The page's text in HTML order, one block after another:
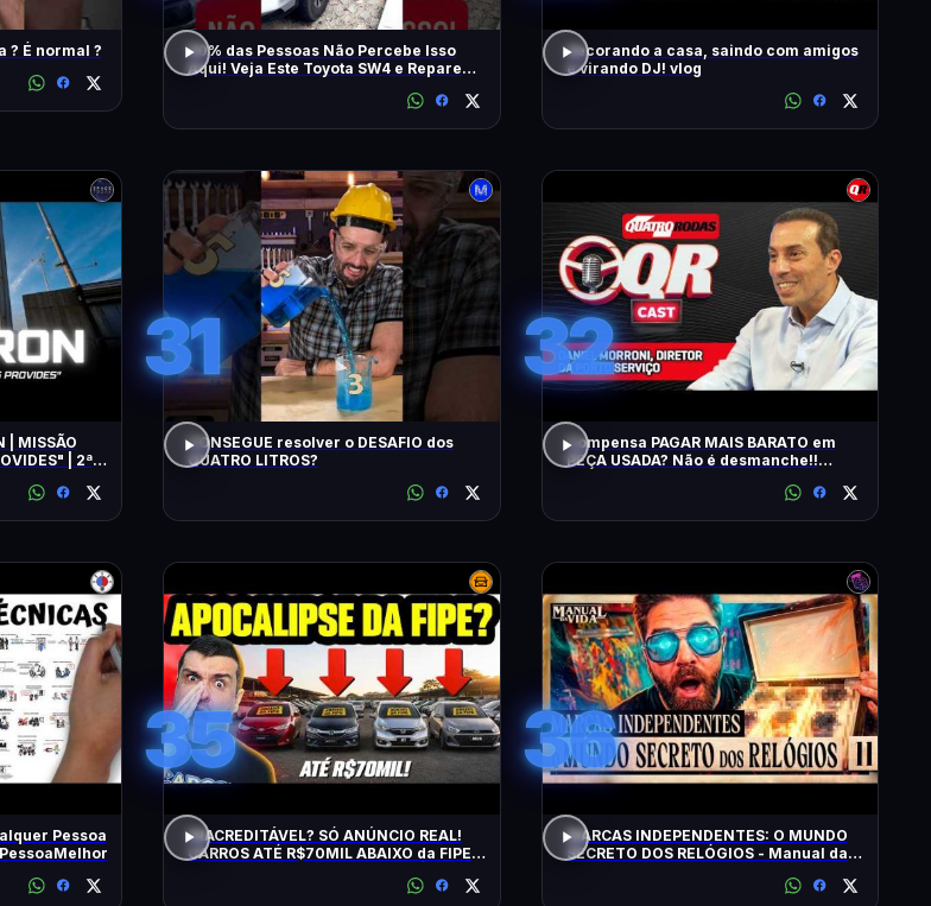
? É normal ?
90% das Pessoas Não Percebe Isso
Aqui! Veja Este Toyota SW4 e Repare
decorando a casa, saindo com amigos
e virando DJ! vlog
| MISSÃO
| 2ª
31
CONSEGUE resolver o DESAFIO dos
QUATRO LITROS?
32
Compensa PAGAR MAIS BARATO em
PEÇA USADA? Não é desmanche!!
Pessoa
35
INACREDITÁVEL? SÓ ANÚNCIO REAL!
CARROS ATÉ R$70MIL ABAIXO da FIPE:
36
MARCAS INDEPENDENTES: O MUNDO
SECRETO DOS RELÓGIOS - Manual da